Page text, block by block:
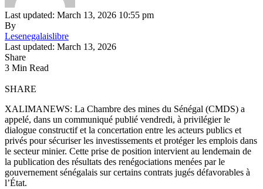
Last updated: March 13, 2026 10:55 pm
By
Lesenegalaislibre
Last updated: March 13, 2026
Share
3 Min Read
SHARE
XALIMANEWS: La Chambre des mines du Sénégal (CMDS) a
appelé, dans un communiqué publié vendredi, à privilégier le
dialogue constructif et la concertation entre les acteurs publics et
privés pour sécuriser les investissements et protéger les emplois dans
le secteur minier. Cette prise de position intervient au lendemain de
la publication des résultats des renégociations menées par le
gouvernement sénégalais sur certains contrats jugés défavorables à
l’État.